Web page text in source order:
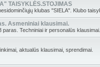
TAISYKLĖS.STOJIMAS
klubas "SIELA". Klubo
Asmeniniai klausimai.
Techniniai ir personalūs klausimai.
aktualūs klausimai, sprendimai.